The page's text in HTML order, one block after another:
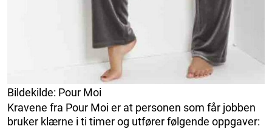
Bildekilde: Pour Moi
Kravene fra Pour Moi er at personen som får jobben
bruker klærne i ti timer og utfører følgende oppgaver: